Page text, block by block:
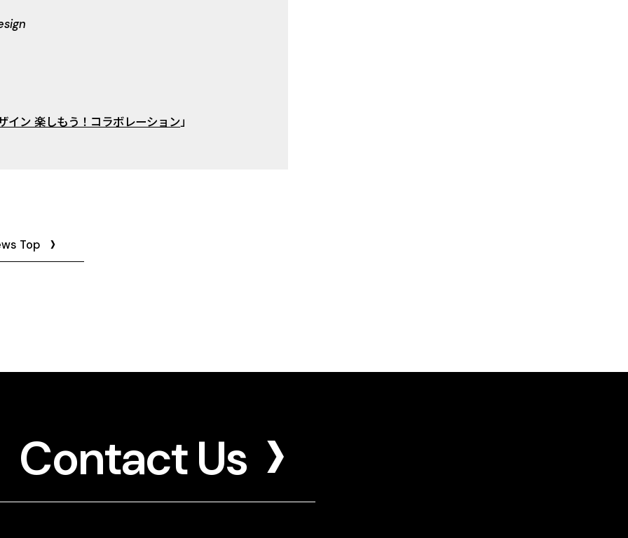
イン 楽しもう！コラボレーション」
Top
Contact Us